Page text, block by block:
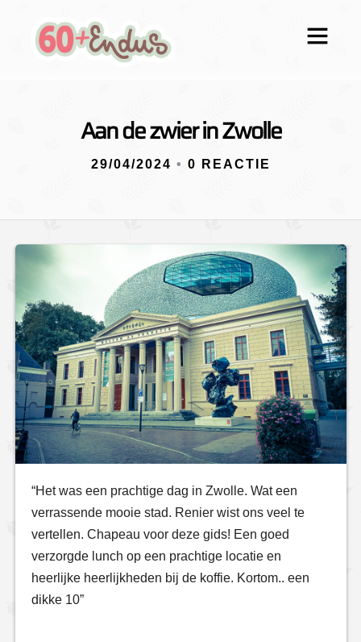
Aan de zwier in Zwolle
29/04/2024 • 0 REACTIE
“Het was een prachtige dag in Zwolle. Wat een
verrassende mooie stad. Renier wist ons veel te
vertellen. Chapeau voor deze gids! Een goed
verzorgde lunch op een prachtige locatie en
heerlijke heerlijkheden bij de koffie. Kortom.. een
dikke 10”